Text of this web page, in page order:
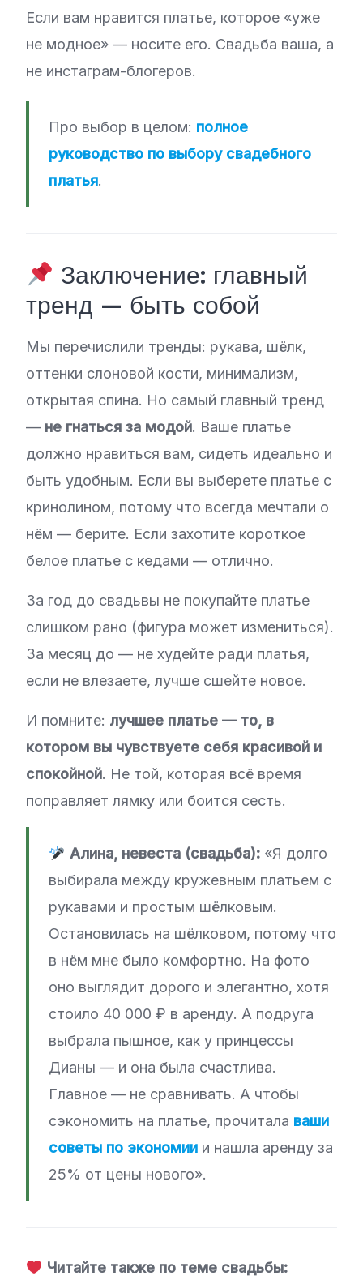
Если вам нравится платье, которое «уже
не модное» — носите его. Свадьба ваша, а
не инстаграм-блогеров.
Про выбор в целом: полное
руководство по выбору свадебного
платья.
Заключение: главный
тренд — быть собой
Мы перечислили тренды: рукава, шёлк,
оттенки слоновой кости, минимализм,
открытая спина. Но самый главный тренд
— не гнаться за модой. Ваше платье
должно нравиться вам, сидеть идеально и
быть удобным. Если вы выберете платье с
кринолином, потому что всегда мечтали о
нём — берите. Если захотите короткое
белое платье с кедами — отлично.
За год до свадьвы не покупайте платье
слишком рано (фигура может измениться).
За месяц до — не худейте ради платья,
если не влезаете, лучше сшейте новое.
И помните: лучшее платье — то, в
котором вы чувствуете себя красивой и
спокойной. Не той, которая всё время
поправляет лямку или боится сесть.
Алина, невеста (свадьба):«Я долго
выбирала между кружевным платьем с
рукавами и простым шёлковым.
Остановилась на шёлковом, потому что
в нём мне было комфортно. На фото
оно выглядит дорого и элегантно, хотя
стоило 40 000 ₽ в аренду. А подруга
выбрала пышное, как у принцессы
Дианы — и она была счастлива.
Главное — не сравнивать. А чтобы
сэкономить на платье, прочитала ваши
советы по экономии и нашла аренду за
25% от цены нового».
Читайте также по теме свадьбы: